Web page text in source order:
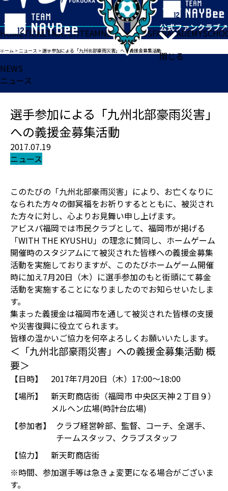
閉じる
HOMETICKETMATCHTEAMNEWSGOODSFANACADEMY
ホーム >ニュース >選手参加による「九州北部豪雨災害」への義援金募集活動
NEWS
ニュース
選手参加による「九州北部豪雨災害」
への義援金募集活動
2017.07.19
ニュース
このたびの「九州北部豪雨災害」により、お亡くなりに
なられた方々の御冥福をお祈りするとともに、被災され
た方々に対し、心よりお見舞い申し上げます。
アビスパ福岡では市民クラブとして、福岡市が掲げる
「WITH THE KYUSHU」の理念に賛同し、ホームゲーム
開催時のスタジアムにて被災された皆様への義援金募集
活動を実施しておりますが、このたびホームゲーム開催
時に加え7月20日（木）に選手参加のもと街頭にて募金
活動を実施することになりましたのでお知らせいたしま
す。
集まった義援金は福岡市を通して被災された皆様の支援
や災害復興に役立てられます。
皆様の温かいご協力を何卒よろしくお願いいたします。
＜「九州北部豪雨災害」への義援金募集活動 概
要＞
【日時】
2017年7月20日（木）17:00～18:00
【場所】
新天町商店街（福岡市 中央区天神２丁目９）
メルヘン広場(時計台広場)
【参加者】
クラブ経営幹部、監督、コーチ、全選手、
チームスタッフ、クラブスタッフ
【協力】
新天町商店街
※時間、参加選手等は急きょ変更になる場合がございま
す。